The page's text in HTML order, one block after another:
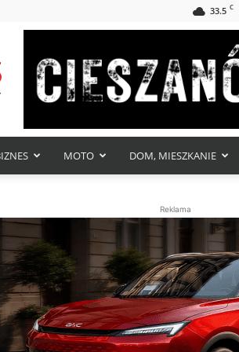
33.5 C
MOTO DOM, MIESZKANIE
Reklama